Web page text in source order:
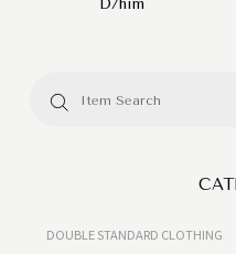
D/him
DOUBLE STANDARD CLOTHING